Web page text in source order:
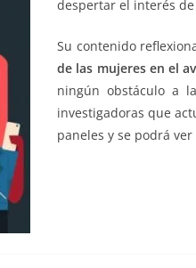
despertar el interés
Su contenido
de las mujeres en el
ningún obstáculo a
investigadoras que
paneles y se podrá